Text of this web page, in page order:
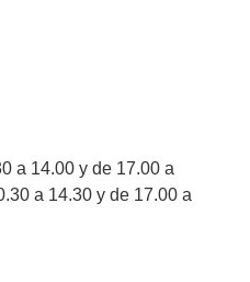
a 14.00 y de 17.00 a
a 14.30 y de 17.00 a